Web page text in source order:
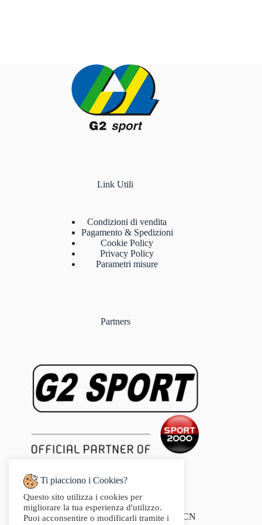
Link Utili
Condizioni di vendita
Pagamento & Spedizioni
Cookie Policy
Privacy Policy
Parametri misure
Partners
Indirizzo:
Via Audisio, 26, 12042 Bra CN
Ti piacciono i Cookies?
Questo sito utilizza i cookies per
migliorare la tua esperienza d'utilizzo.
Puoi acconsentire o modificarli tramite i